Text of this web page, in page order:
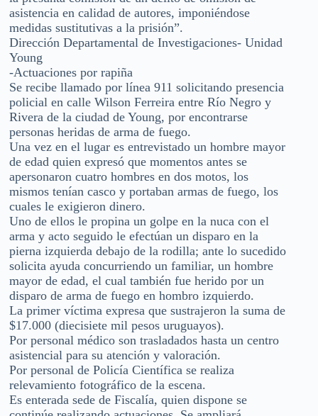
asistencia en calidad de autores, imponiéndose
medidas sustitutivas a la prisión”.
Dirección Departamental de Investigaciones- Unidad
Young
-Actuaciones por rapiña
Se recibe llamado por línea 911 solicitando presencia
policial en calle Wilson Ferreira entre Río Negro y
Rivera de la ciudad de Young, por encontrarse
personas heridas de arma de fuego.
Una vez en el lugar es entrevistado un hombre mayor
de edad quien expresó que momentos antes se
apersonaron cuatro hombres en dos motos, los
mismos tenían casco y portaban armas de fuego, los
cuales le exigieron dinero.
Uno de ellos le propina un golpe en la nuca con el
arma y acto seguido le efectúan un disparo en la
pierna izquierda debajo de la rodilla; ante lo sucedido
solicita ayuda concurriendo un familiar, un hombre
mayor de edad, el cual también fue herido por un
disparo de arma de fuego en hombro izquierdo.
La primer víctima expresa que sustrajeron la suma de
$17.000 (diecisiete mil pesos uruguayos).
Por personal médico son trasladados hasta un centro
asistencial para su atención y valoración.
Por personal de Policía Científica se realiza
relevamiento fotográfico de la escena.
Es enterada sede de Fiscalía, quien dispone se